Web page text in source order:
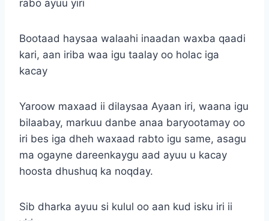
rabo ayuu yiri
Bootaad haysaa walaahi inaadan waxba qaadi
kari, aan iriba waa igu taalay oo holac iga
kacay
Yaroow maxaad ii dilaysaa Ayaan iri, waana igu
bilaabay, markuu danbe anaa baryootamay oo
iri bes iga dheh waxaad rabto igu same, asagu
ma ogayne dareenkaygu aad ayuu u kacay
hoosta dhushuq ka noqday.
Sib dharka ayuu si kulul oo aan kud isku iri ii